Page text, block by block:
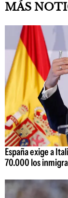
MÁS
España exige a
70.000 los